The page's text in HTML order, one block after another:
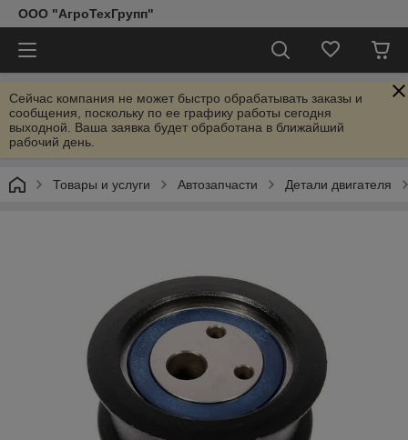
ООО "АгроТехГрупп"
Сейчас компания не может быстро обрабатывать заказы и
сообщения, поскольку по ее графику работы сегодня
выходной. Ваша заявка будет обработана в ближайший
рабочий день.
Товары и услуги Автозапчасти Детали двигателя